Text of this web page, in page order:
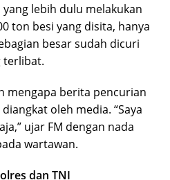
lebih dulu melakukan
ton besi yang disita, hanya
besar sudah dicuri
terlibat.
mengapa berita pencurian
oleh media. “Saya
ujar FM dengan nada
wartawan.
dan TNI